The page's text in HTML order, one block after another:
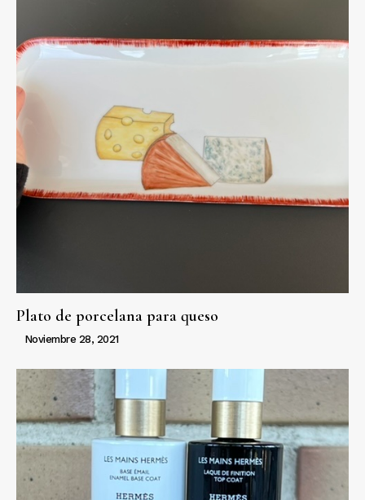
Plato de porcelana para queso
Noviembre 28, 2021